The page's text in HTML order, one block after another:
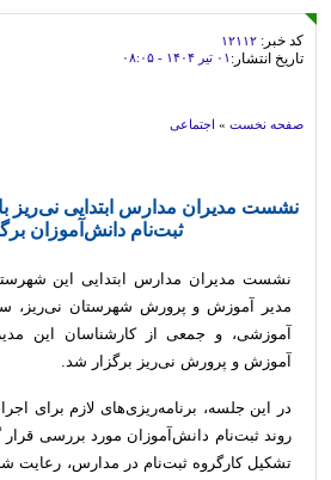
کد خبر: ۱۲۱۱۲
تاریخ انتشار: ۰۱ تير ۱۴۰۴ - ۰۸:۰۵
صفحه نخست » اجتماعی
نشست مدیران مدارس ابتدایی نی‌ریز
ثبت‌نام دانش‌آموزان
نشست مدیران مدارس ابتدایی این
مدیر آموزش و پرورش شهرستان نی‌ریز،
آموزشی، و جمعی از کارشناسان این
آموزش و پرورش نی‌ریز برگزار شد.
در این جلسه، برنامه‌ریزی‌های لازم برای
روند ثبت‌نام دانش‌آموزان مورد بررسی
تشکیل کارگروه ثبت‌نام در مدارس، رعایت